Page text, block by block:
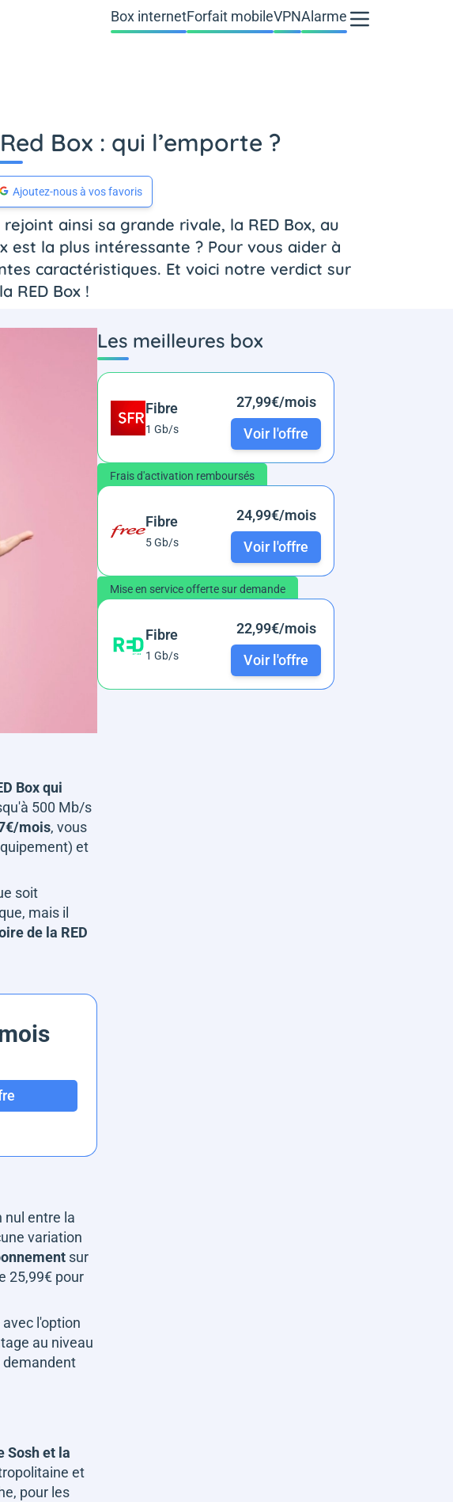
Box internetForfait mobileVPNAlarme
Box : qui l’emporte ?
Ajoutez-nous à vos favoris
ainsi sa grande rivale, la RED Box, au
est la plus intéressante ? Pour vous aider à
caractéristiques. Et voici notre verdict sur
RED Box !
Box qui
500 Mb/s
mois, vous
et
soit
mais il
de la RED
nul entre la
variation
sur
25,99€ pour
l'option
au niveau
demandent
Sosh et la
et
pour les
Les meilleures box
Fibre
1 Gb/s
27,99€/mois
Voir l'offre
Frais d'activation remboursés
Fibre
5 Gb/s
24,99€/mois
Voir l'offre
Mise en service offerte sur demande
Fibre
1 Gb/s
22,99€/mois
Voir l'offre